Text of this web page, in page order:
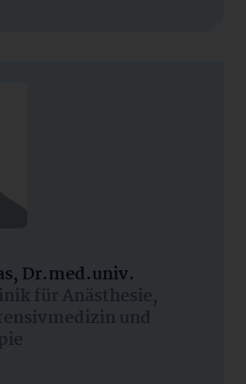
Dr.med.univ.
für Anästhesie,
und